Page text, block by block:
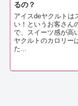
るの？
アイスdeヤクルトは
い！というお客さん
で、スイーツ感が高
ヤクルトのカロリー
た...